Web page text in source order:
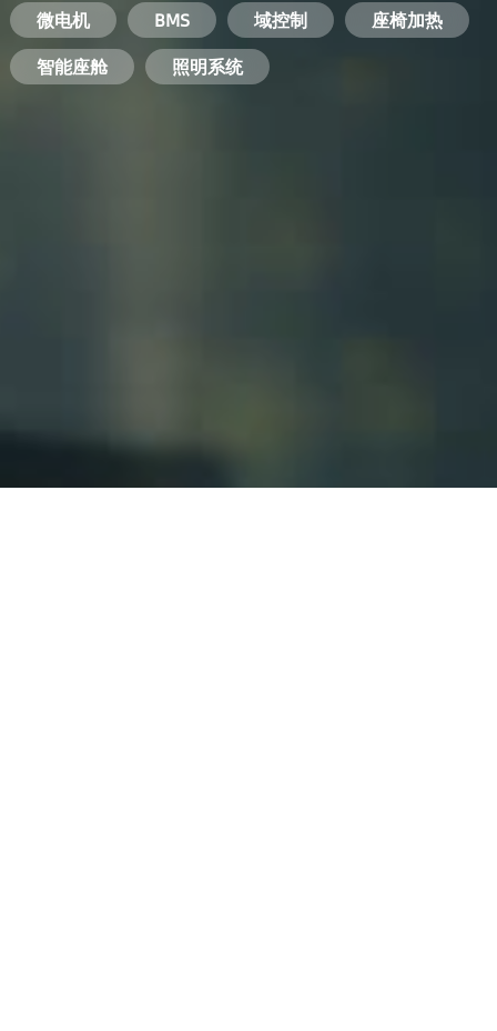
微电机 BMS 域控制
座椅加热
智能座舱
照明系统
电池管理系统
储能逆变器
工业电焊机 变频器
电机驱动
安防摄像头
开关电源 手机充电器
服务器电源
PC电源
电脑 手机 基站 机顶盒
智能农业 智能医疗
智能交通
智能家居